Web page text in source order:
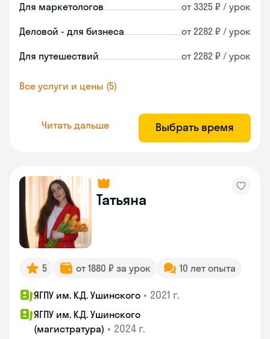
Для маркетологов от 3325 ₽ / урок
Деловой - для бизнеса от 2282 ₽ / урок
Для путешествий от 2282 ₽ / урок
Все услуги и цены (5)
Читать дальше Выбрать время
Татьяна
5 от 1880 ₽ за урок 10 лет опыта
ЯГПУ им. К.Д. Ушинского • 2021 г.
ЯГПУ им. К.Д. Ушинского
(магистратура) • 2024 г.